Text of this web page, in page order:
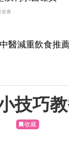
金會
醫減重飲食推
技巧
收藏